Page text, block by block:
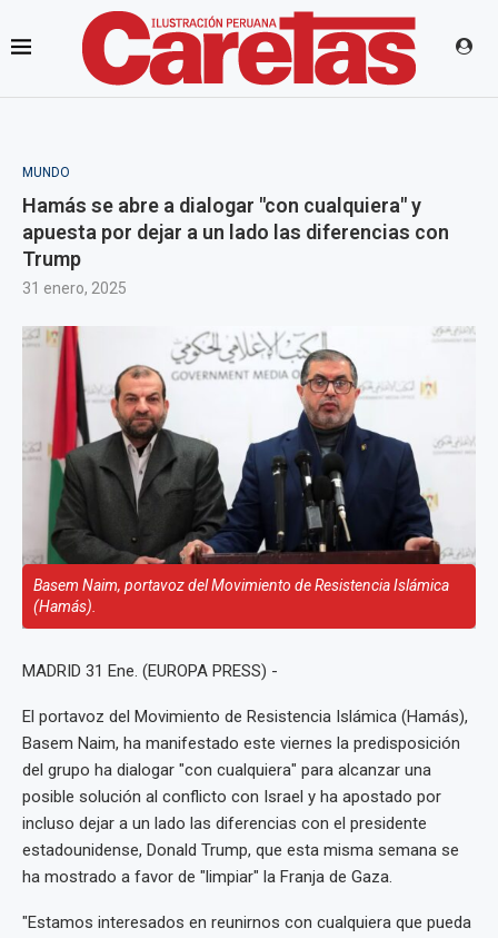
MUNDO
Hamás se abre a dialogar "con cualquiera" y
apuesta por dejar a un lado las diferencias con
Trump
31 enero, 2025
Basem Naim, portavoz del Movimiento de Resistencia Islámica
(Hamás).
MADRID 31 Ene. (EUROPA PRESS) -
El portavoz del Movimiento de Resistencia Islámica (Hamás),
Basem Naim, ha manifestado este viernes la predisposición
del grupo ha dialogar "con cualquiera" para alcanzar una
posible solución al conflicto con Israel y ha apostado por
incluso dejar a un lado las diferencias con el presidente
estadounidense, Donald Trump, que esta misma semana se
ha mostrado a favor de "limpiar" la Franja de Gaza.
"Estamos interesados en reunirnos con cualquiera que pueda